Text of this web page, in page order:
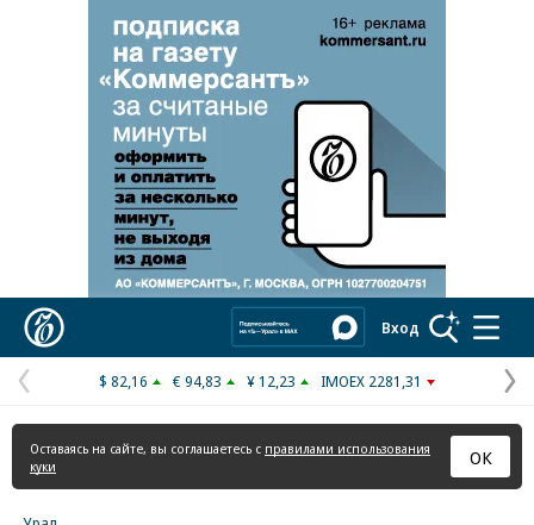
Реклама в «Ъ» www.kommersant.ru/ad
Вход
Предыдущая
страница
$ 82,16 € 94,83 ¥ 12,23 IMOEX 2281,31
Оставаясь на сайте, вы соглашаетесь с правилами использования
куки
ОК